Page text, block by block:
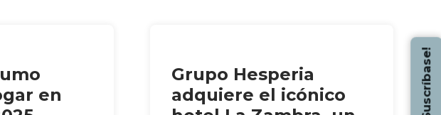
en
Grupo Hesperia
adquiere el icónico
¡Suscríbase!